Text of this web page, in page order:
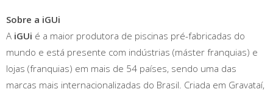
Sobre a iGUi
A iGUi é a maior produtora de piscinas pré-fabricadas do
mundo e está presente com indústrias (máster franquias) e
lojas (franquias) em mais de 54 países, sendo uma das
marcas mais internacionalizadas do Brasil. Criada em Gravataí,